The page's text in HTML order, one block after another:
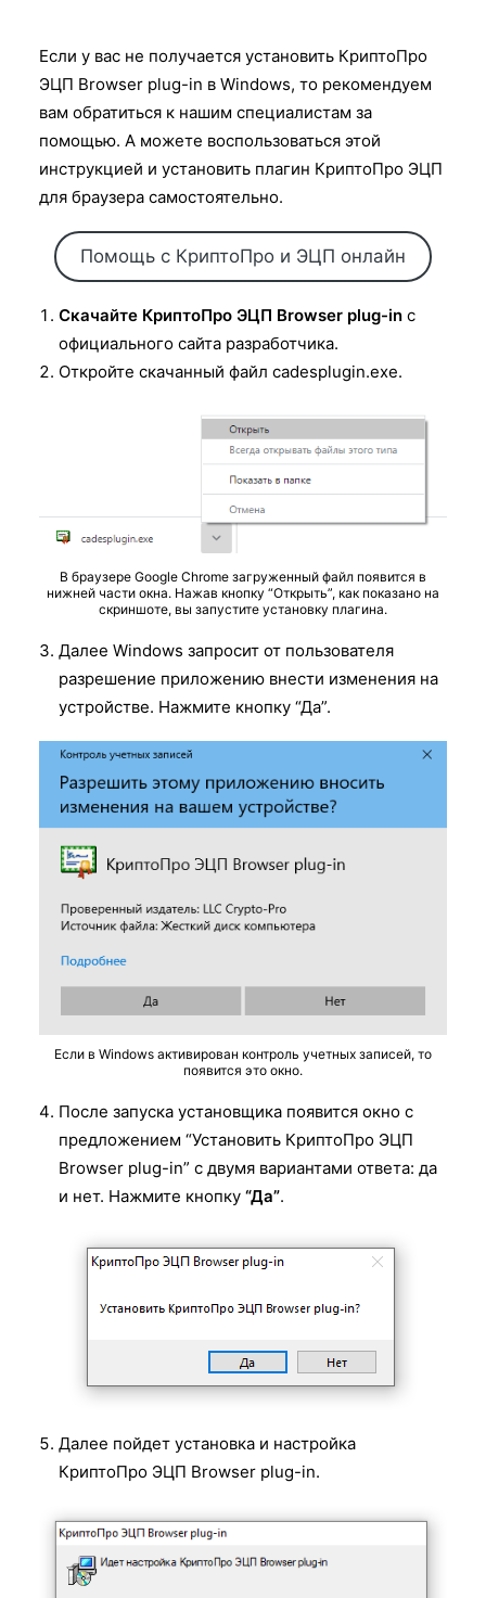
Если у вас не получается установить КриптоПро
ЭЦП Browser plug-in в Windows, то рекомендуем
вам обратиться к нашим специалистам за
помощью. А можете воспользоваться этой
инструкцией и установить плагин КриптоПро ЭЦП
для браузера самостоятельно.
Помощь с КриптоПро и ЭЦП онлайн
Скачайте КриптоПро ЭЦП Browser plug-in с
официального сайта разработчика.
Откройте скачанный файл cadesplugin.exe.
В браузере Google Chrome загруженный файл появится в
нижней части окна. Нажав кнопку “Открыть”, как показано на
скриншоте, вы запустите установку плагина.
Далее Windows запросит от пользователя
разрешение приложению внести изменения на
устройстве. Нажмите кнопку “Да”.
Если в Windows активирован контроль учетных записей, то
появится это окно.
После запуска установщика появится окно с
предложением “Установить КриптоПро ЭЦП
Browser plug-in” с двумя вариантами ответа: да
и нет. Нажмите кнопку “Да”.
Далее пойдет установка и настройка
КриптоПро ЭЦП Browser plug-in.